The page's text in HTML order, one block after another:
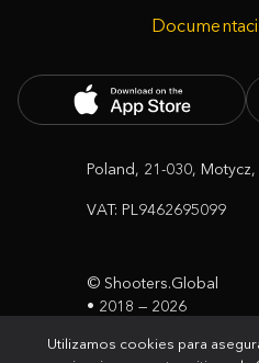
Poland, 21-030,
VAT: PL9462695099
© Shooters.Global
• 2018 — 2026
Utilizamos cookies para